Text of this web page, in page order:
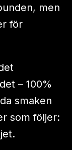
men
för
– 100%
smaken
som följer: